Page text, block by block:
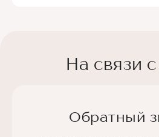
На связи
Обратный